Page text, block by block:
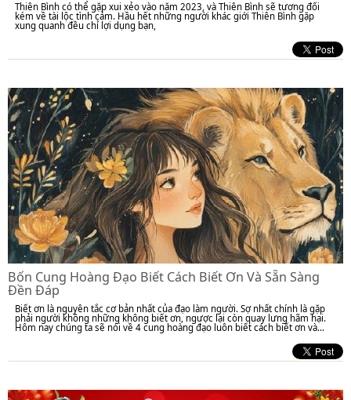
Thiên Bình có thể gặp xui xẻo vào năm 2023, và Thiên Bình sẽ tương đối
kém về tài lộc tình cảm. Hầu hết những người khác giới Thiên Bình gặp
xung quanh đều chỉ lợi dụng bạn,
Bốn Cung Hoàng Đạo Biết Cách Biết Ơn Và Sẵn Sàng
Đền Đáp
Biết ơn là nguyên tắc cơ bản nhất của đạo làm người. Sợ nhất chính là gặp
phải người không những không biết ơn, ngược lại còn quay lưng hãm hại.
Hôm nay chúng ta sẽ nói về 4 cung hoàng đạo luôn biết cách biết ơn và...